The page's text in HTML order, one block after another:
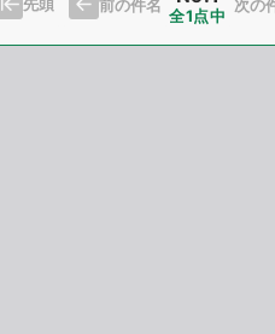
先頭 前の件名
全1点中
次の